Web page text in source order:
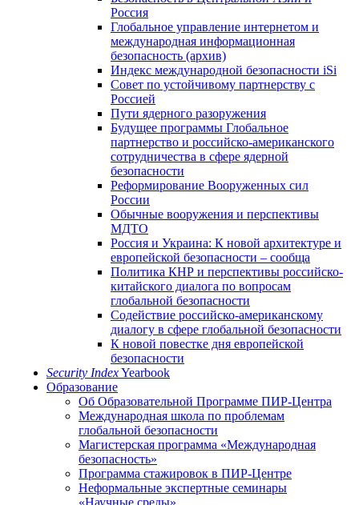
Россия
Глобальное управление интернетом и
международная информационная
безопасность (архив)
Индекс международной безопасности iSi
Совет по устойчивому партнерству с
Россией
Пути ядерного разоружения
Будущее программы Глобальное
партнерство и российско-американского
сотрудничества в сфере ядерной
безопасности
Реформирование Вооруженных сил
России
Обычные вооружения и перспективы
МДТО
Россия и Украина: К новой архитектуре и
европейской безопасности – сообща
Политика КНР и перспективы российско-
китайского диалога по вопросам
глобальной безопасности
Содействие российско-американскому
диалогу в сфере глобальной безопасности
К новой повестке дня европейской
безопасности
Security IndexYearbook
Образование
Об Образовательной Программе ПИР-Центра
Международная школа по проблемам
глобальной безопасности
Магистерская программа «Международная
безопасность»
Программа стажировок в ПИР-Центре
Неформальные экспертные семинары
«Научные среды»